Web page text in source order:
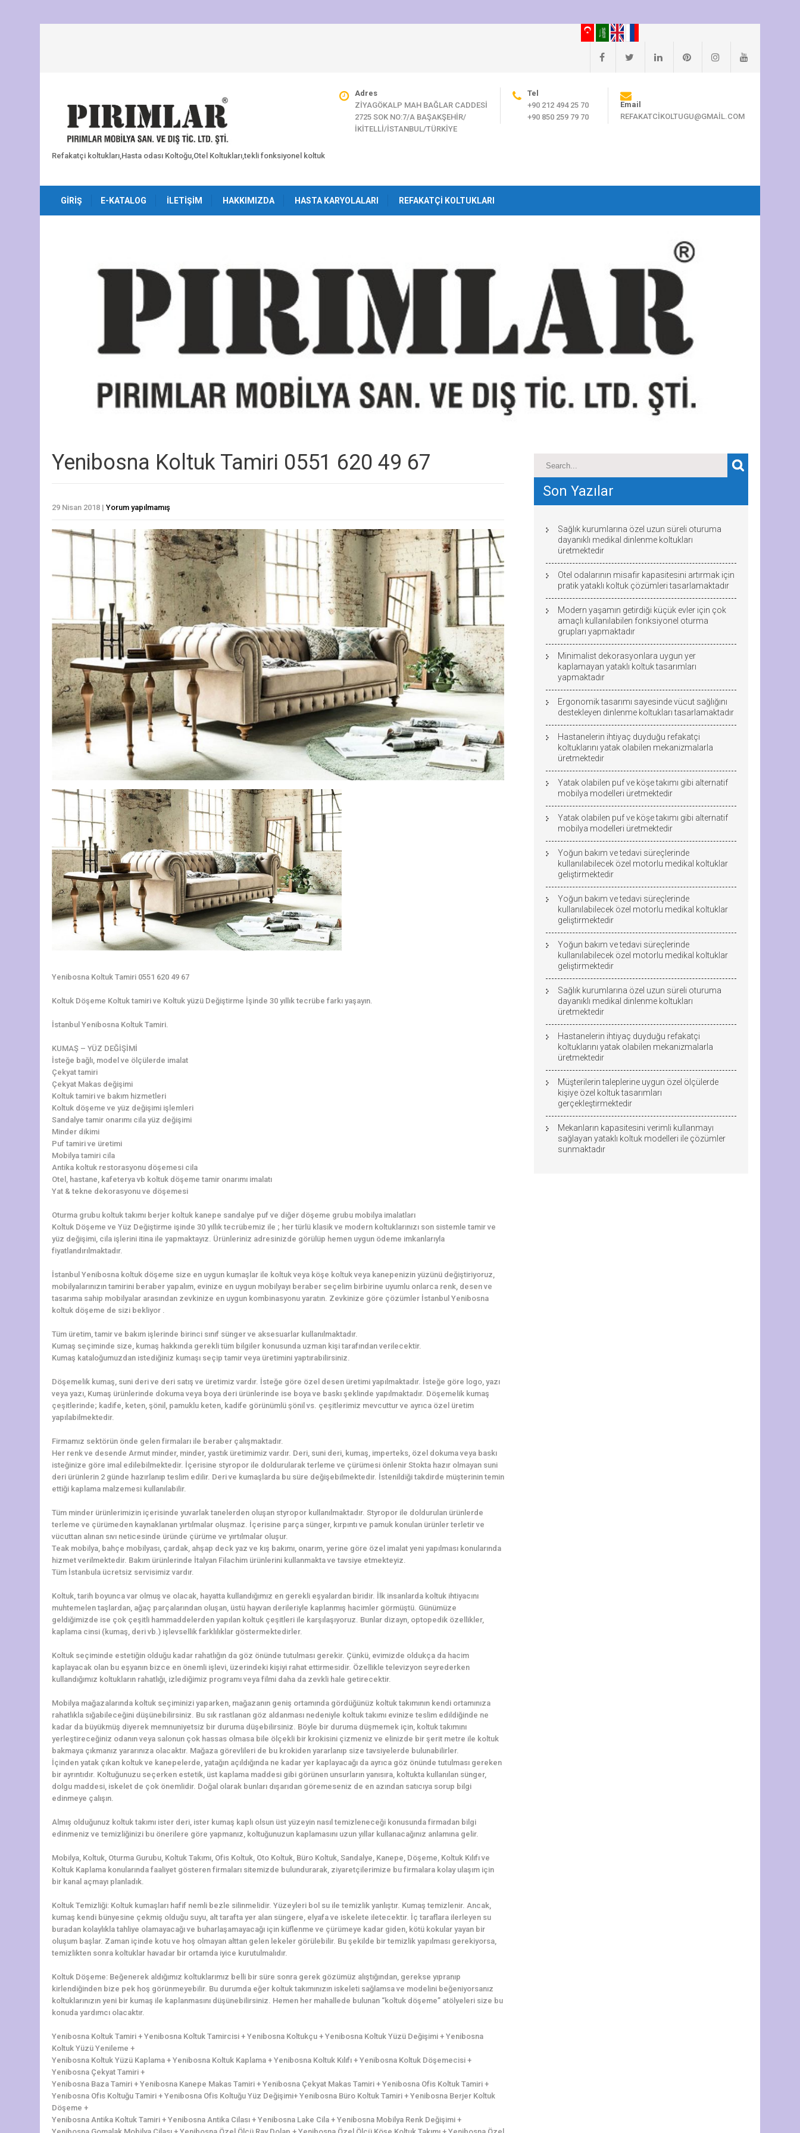
Refakatçi koltukları,Hasta odası Koltoğu,Otel Koltukları,tekli fonksiyonel koltuk
Adres
ZİYAGÖKALP MAH BAĞLAR CADDESİ
2725 SOK NO:7/A BAŞAKŞEHİR/
İKİTELLİ/İSTANBUL/TÜRKİYE
Tel
+90 212 494 25 70
+90 850 259 79 70
Email
REFAKATCIKOLTUGU@GMAIL.COM
GIRIŞ E-KATALOG İLETIŞIM HAKKIMIZDA HASTA KARYOLALARI REFAKATÇI KOLTUKLARI
Yenibosna Koltuk Tamiri 0551 620 49 67
29 Nisan 2018 | Yorum yapılmamış
Yenibosna Koltuk Tamiri 0551 620 49 67
Koltuk Döşeme Koltuk tamiri ve Koltuk yüzü Değiştirme İşinde 30 yıllık tecrübe farkı yaşayın.
İstanbul Yenibosna Koltuk Tamiri.
KUMAŞ – YÜZ DEĞİŞİMİ
İsteğe bağlı, model ve ölçülerde imalat
Çekyat tamiri
Çekyat Makas değişimi
Koltuk tamiri ve bakım hizmetleri
Koltuk döşeme ve yüz değişimi işlemleri
Sandalye tamir onarımı cila yüz değişimi
Minder dikimi
Puf tamiri ve üretimi
Mobilya tamiri cila
Antika koltuk restorasyonu döşemesi cila
Otel, hastane, kafeterya vb koltuk döşeme tamir onarımı imalatı
Yat & tekne dekorasyonu ve döşemesi
Oturma grubu koltuk takımı berjer koltuk kanepe sandalye puf ve diğer döşeme grubu mobilya imalatları
Koltuk Döşeme ve Yüz Değiştirme işinde 30 yıllık tecrübemiz ile ; her türlü klasik ve modern koltuklarınızı son sistemle tamir ve
yüz değişimi, cila işlerini itina ile yapmaktayız. Ürünleriniz adresinizde görülüp hemen uygun ödeme imkanlarıyla
fiyatlandırılmaktadır.
İstanbul Yenibosna koltuk döşeme size en uygun kumaşlar ile koltuk veya köşe koltuk veya kanepenizin yüzünü değiştiriyoruz,
mobilyalarınızın tamirini beraber yapalım, evinize en uygun mobilyayı beraber seçelim birbirine uyumlu onlarca renk, desen ve
tasarıma sahip mobilyalar arasından zevkinize en uygun kombinasyonu yaratın. Zevkinize göre çözümler İstanbul Yenibosna
koltuk döşeme de sizi bekliyor .
Tüm üretim, tamir ve bakım işlerinde birinci sınıf sünger ve aksesuarlar kullanılmaktadır.
Kumaş seçiminde size, kumaş hakkında gerekli tüm bilgiler konusunda uzman kişi tarafından verilecektir.
Kumaş kataloğumuzdan istediğiniz kumaşı seçip tamir veya üretimini yaptırabilirsiniz.
Döşemelik kumaş, suni deri ve deri satış ve üretimiz vardır. İsteğe göre özel desen üretimi yapılmaktadır. İsteğe göre logo, yazı
veya yazı, Kumaş ürünlerinde dokuma veya boya deri ürünlerinde ise boya ve baskı şeklinde yapılmaktadır. Döşemelik kumaş
çeşitlerinde; kadife, keten, şönil, pamuklu keten, kadife görünümlü şönil vs. çeşitlerimiz mevcuttur ve ayrıca özel üretim
yapılabilmektedir.
Firmamız sektörün önde gelen firmaları ile beraber çalışmaktadır.
Her renk ve desende Armut minder, minder, yastık üretimimiz vardır. Deri, suni deri, kumaş, imperteks, özel dokuma veya baskı
isteğinize göre imal edilebilmektedir. İçerisine styropor ile doldurularak terleme ve çürümesi önlenir Stokta hazır olmayan suni
deri ürünlerin 2 günde hazırlanıp teslim edilir. Deri ve kumaşlarda bu süre değişebilmektedir. İstenildiği takdirde müşterinin temin
ettiği kaplama malzemesi kullanılabilir.
Tüm minder ürünlerimizin içerisinde yuvarlak tanelerden oluşan styropor kullanılmaktadır. Styropor ile doldurulan ürünlerde
terleme ve çürümeden kaynaklanan yırtılmalar oluşmaz. İçerisine parça sünger, kırpıntı ve pamuk konulan ürünler terletir ve
vücuttan alınan sıvı neticesinde üründe çürüme ve yırtılmalar oluşur.
Teak mobilya, bahçe mobilyası, çardak, ahşap deck yaz ve kış bakımı, onarım, yerine göre özel imalat yeni yapılması konularında
hizmet verilmektedir. Bakım ürünlerinde İtalyan Filachim ürünlerini kullanmakta ve tavsiye etmekteyiz.
Tüm İstanbula ücretsiz servisimiz vardır.
Koltuk, tarih boyunca var olmuş ve olacak, hayatta kullandığımız en gerekli eşyalardan biridir. İlk insanlarda koltuk ihtiyacını
muhtemelen taşlardan, ağaç parçalarından oluşan, üstü hayvan derileriyle kaplanmış hacimler görmüştü. Günümüze
geldiğimizde ise çok çeşitli hammaddelerden yapılan koltuk çeşitleri ile karşılaşıyoruz. Bunlar dizayn, optopedik özellikler,
kaplama cinsi (kumaş, deri vb.) işlevsellik farklılıklar göstermektedirler.
Koltuk seçiminde estetiğin olduğu kadar rahatlığın da göz önünde tutulması gerekir. Çünkü, evimizde oldukça da hacim
kaplayacak olan bu eşyanın bizce en önemli işlevi, üzerindeki kişiyi rahat ettirmesidir. Özellikle televizyon seyrederken
kullandığımız koltukların rahatlığı, izlediğimiz programı veya filmi daha da zevkli hale getirecektir.
Mobilya mağazalarında koltuk seçiminizi yaparken, mağazanın geniş ortamında gördüğünüz koltuk takımının kendi ortamınıza
rahatlıkla sığabileceğini düşünebilirsiniz. Bu sık rastlanan göz aldanması nedeniyle koltuk takımı evinize teslim edildiğinde ne
kadar da büyükmüş diyerek memnuniyetsiz bir duruma düşebilirsiniz. Böyle bir duruma düşmemek için, koltuk takımını
yerleştireceğiniz odanın veya salonun çok hassas olmasa bile ölçekli bir krokisini çizmeniz ve elinizde bir şerit metre ile koltuk
bakmaya çıkmanız yararınıza olacaktır. Mağaza görevlileri de bu krokiden yararlanıp size tavsiyelerde bulunabilirler.
İçinden yatak çıkan koltuk ve kanepelerde, yatağın açıldığında ne kadar yer kaplayacağı da ayrıca göz önünde tutulması gereken
bir ayrıntıdır. Koltuğunuzu seçerken estetik, üst kaplama maddesi gibi görünen unsurların yanısıra, koltukta kullanılan sünger,
dolgu maddesi, iskelet de çok önemlidir. Doğal olarak bunları dışarıdan göremeseniz de en azından satıcıya sorup bilgi
edinmeye çalışın.
Almış olduğunuz koltuk takımı ister deri, ister kumaş kaplı olsun üst yüzeyin nasıl temizleneceği konusunda firmadan bilgi
edinmeniz ve temizliğinizi bu önerilere göre yapmanız, koltuğunuzun kaplamasını uzun yıllar kullanacağınız anlamına gelir.
Mobilya, Koltuk, Oturma Gurubu, Koltuk Takımı, Ofis Koltuk, Oto Koltuk, Büro Koltuk, Sandalye, Kanepe, Döşeme, Koltuk Kılıfı ve
Koltuk Kaplama konularında faaliyet gösteren firmaları sitemizde bulundurarak, ziyaretçilerimize bu firmalara kolay ulaşım için
bir kanal açmayı planladık.
Koltuk Temizliği: Koltuk kumaşları hafif nemli bezle silinmelidir. Yüzeyleri bol su ile temizlik yanlıştır. Kumaş temizlenir. Ancak,
kumaş kendi bünyesine çekmiş olduğu suyu, alt tarafta yer alan süngere, elyafa ve iskelete iletecektir. İç taraflara ilerleyen su
buradan kolaylıkla tahliye olamayacağı ve buharlaşamayacağı için küflenme ve çürümeye kadar giden, kötü kokular yayan bir
oluşum başlar. Zaman içinde kotu ve hoş olmayan alttan gelen lekeler görülebilir. Bu şekilde bir temizlik yapılması gerekiyorsa,
temizlikten sonra koltuklar havadar bir ortamda iyice kurutulmalıdır.
Koltuk Döşeme: Beğenerek aldığımız koltuklarımız belli bir süre sonra gerek gözümüz alıştığından, gerekse yıpranıp
kirlendiğinden bize pek hoş görünmeyebilir. Bu durumda eğer koltuk takımınızın iskeleti sağlamsa ve modelini beğeniyorsanız
koltuklarınızın yeni bir kumaş ile kaplanmasını düşünebilirsiniz. Hemen her mahallede bulunan “koltuk döşeme” atölyeleri size bu
konuda yardımcı olacaktır.
Yenibosna Koltuk Tamiri + Yenibosna Koltuk Tamircisi + Yenibosna Koltukçu + Yenibosna Koltuk Yüzü Değişimi + Yenibosna
Koltuk Yüzü Yenileme +
Yenibosna Koltuk Yüzü Kaplama + Yenibosna Koltuk Kaplama + Yenibosna Koltuk Kılıfı + Yenibosna Koltuk Döşemecisi +
Yenibosna Çekyat Tamiri +
Yenibosna Baza Tamiri + Yenibosna Kanepe Makas Tamiri + Yenibosna Çekyat Makas Tamiri + Yenibosna Ofis Koltuk Tamiri +
Yenibosna Ofis Koltuğu Tamiri + Yenibosna Ofis Koltuğu Yüz Değişimi+ Yenibosna Büro Koltuk Tamiri + Yenibosna Berjer Koltuk
Döşeme +
Yenibosna Antika Koltuk Tamiri + Yenibosna Antika Cilası + Yenibosna Lake Cila + Yenibosna Mobilya Renk Değişimi +
Son Yazılar
Sağlık kurumlarına özel uzun süreli oturuma
dayanıklı medikal dinlenme koltukları
üretmektedir
Otel odalarının misafir kapasitesini artırmak için
pratik yataklı koltuk çözümleri tasarlamaktadır
Modern yaşamın getirdiği küçük evler için çok
amaçlı kullanılabilen fonksiyonel oturma
grupları yapmaktadır
Minimalist dekorasyonlara uygun yer
kaplamayan yataklı koltuk tasarımları
yapmaktadır
Ergonomik tasarımı sayesinde vücut sağlığını
destekleyen dinlenme koltukları tasarlamaktadır
Hastanelerin ihtiyaç duyduğu refakatçi
koltuklarını yatak olabilen mekanizmalarla
üretmektedir
Yatak olabilen puf ve köşe takımı gibi alternatif
mobilya modelleri üretmektedir
Yatak olabilen puf ve köşe takımı gibi alternatif
mobilya modelleri üretmektedir
Yoğun bakım ve tedavi süreçlerinde
kullanılabilecek özel motorlu medikal koltuklar
geliştirmektedir
Yoğun bakım ve tedavi süreçlerinde
kullanılabilecek özel motorlu medikal koltuklar
geliştirmektedir
Yoğun bakım ve tedavi süreçlerinde
kullanılabilecek özel motorlu medikal koltuklar
geliştirmektedir
Sağlık kurumlarına özel uzun süreli oturuma
dayanıklı medikal dinlenme koltukları
üretmektedir
Hastanelerin ihtiyaç duyduğu refakatçi
koltuklarını yatak olabilen mekanizmalarla
üretmektedir
Müşterilerin taleplerine uygun özel ölçülerde
kişiye özel koltuk tasarımları
gerçekleştirmektedir
Mekanların kapasitesini verimli kullanmayı
sağlayan yataklı koltuk modelleri ile çözümler
sunmaktadır